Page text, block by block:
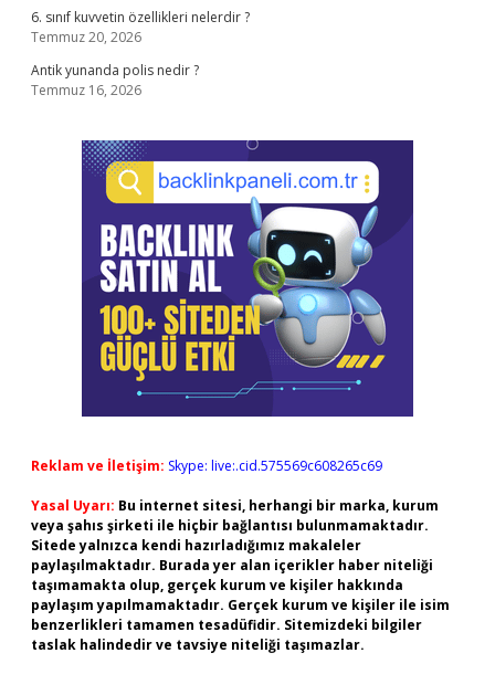
6. sınıf kuvvetin özellikleri nelerdir ?
Temmuz 20, 2026
Antik yunanda polis nedir ?
Temmuz 16, 2026
Reklam ve İletişim: Skype: live:.cid.575569c608265c69
Yasal Uyarı: Bu internet sitesi, herhangi bir marka, kurum
veya şahıs şirketi ile hiçbir bağlantısı bulunmamaktadır.
Sitede yalnızca kendi hazırladığımız makaleler
paylaşılmaktadır. Burada yer alan içerikler haber niteliği
taşımamakta olup, gerçek kurum ve kişiler hakkında
paylaşım yapılmamaktadır. Gerçek kurum ve kişiler ile isim
benzerlikleri tamamen tesadüfidir. Sitemizdeki bilgiler
taslak halindedir ve tavsiye niteliği taşımazlar.